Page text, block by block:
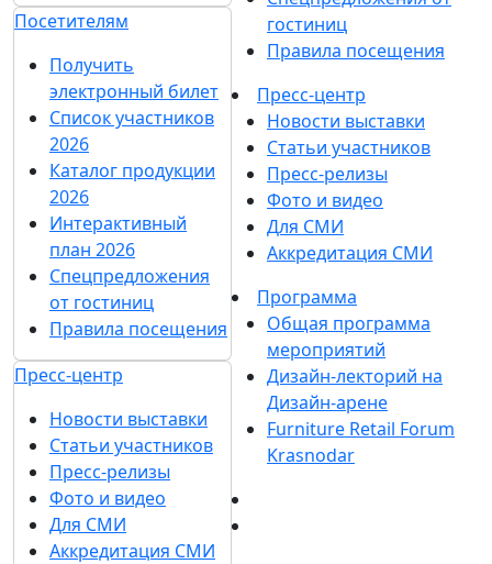
Посетителям
Получить
электронный билет
Список участников
2026
Каталог продукции
2026
Интерактивный
план 2026
Спецпредложения
от гостиниц
Правила посещения
Пресс-центр
Новости выставки
Статьи участников
Пресс-релизы
Фото и видео
Для СМИ
Аккредитация СМИ
гостиниц
Правила посещения
Пресс-центр
Новости выставки
Статьи участников
Пресс-релизы
Фото и видео
Для СМИ
Аккредитация СМИ
Программа
Общая программа
мероприятий
Дизайн-лекторий на
Дизайн-арене
Furniture Retail Forum
Krasnodar